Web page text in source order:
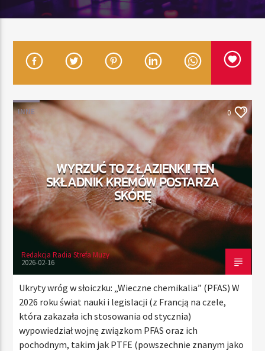
TERAZ GRAMY
TYTUŁ
ARTYSTA
TERAZ
RADIO STREFA MUZY
00:00 21:00
Radio Strefa Muzy
INNE 0
WYRZUĆ TO Z ŁAZIENKI! TEN
SKŁADNIK KREMÓW POSTARZA
SKÓRĘ
Redakcja Radia Strefa Muzy
2026-02-16
Ukryty wróg w słoiczku: „Wieczne chemikalia” (PFAS) W
2026 roku świat nauki i legislacji (z Francją na czele,
która zakazała ich stosowania od stycznia)
wypowiedział wojnę związkom PFAS oraz ich
pochodnym, takim jak PTFE (powszechnie znanym jako